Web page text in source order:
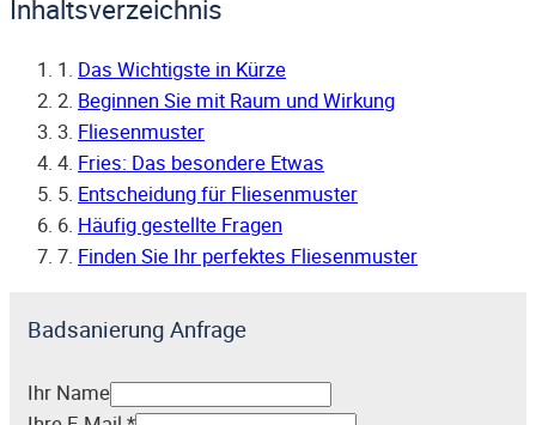
Inhaltsverzeichnis
1. Das Wichtigste in Kürze
2. Beginnen Sie mit Raum und Wirkung
3. Fliesenmuster
4. Fries: Das besondere Etwas
5. Entscheidung für Fliesenmuster
6. Häufig gestellte Fragen
7. Finden Sie Ihr perfektes Fliesenmuster
Badsanierung Anfrage
Ihr Name